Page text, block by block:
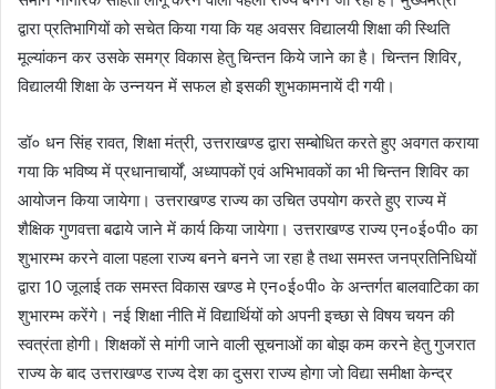
द्वारा प्रतिभागियों को सचेत किया गया कि यह अवसर विद्यालयी शिक्षा की स्थिति
मूल्यांकन कर उसके समग्र विकास हेतु चिन्तन किये जाने का है। चिन्तन शिविर,
विद्यालयी शिक्षा के उन्नयन में सफल हो इसकी शुभकामनायें दी गयी।
डॉ० धन सिंह रावत, शिक्षा मंत्री, उत्तराखण्ड द्वारा सम्बोधित करते हुए अवगत कराया
गया कि भविष्य में प्रधानाचार्यों, अध्यापकों एवं अभिभावकों का भी चिन्तन शिविर का
आयोजन किया जायेगा। उत्तराखण्ड राज्य का उचित उपयोग करते हुए राज्य में
शैक्षिक गुणवत्ता बढाये जाने में कार्य किया जायेगा। उत्तराखण्ड राज्य एन०ई०पी० का
शुभारम्भ करने वाला पहला राज्य बनने बनने जा रहा है तथा समस्त जनप्रतिनिधियों
द्वारा 10 जूलाई तक समस्त विकास खण्ड मे एन०ई०पी० के अन्तर्गत बालवाटिका का
शुभारम्भ करेंगे। नई शिक्षा नीति में विद्यार्थियों को अपनी इच्छा से विषय चयन की
स्वत्रंता होगी। शिक्षकों से मांगी जाने वाली सूचनाओं का बोझ कम करने हेतु गुजरात
राज्य के बाद उत्तराखण्ड राज्य देश का दुसरा राज्य होगा जो विद्या समीक्षा केन्द्र